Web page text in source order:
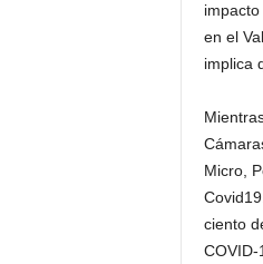
en el
implica
Micro,
ciento
COVID-